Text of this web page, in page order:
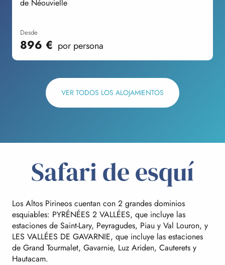
de Néouvielle
desde
896 € por persona
VER TODOS LOS ALOJAMIENTOS
Safari de esquí
Los Altos Pirineos cuentan con 2 grandes dominios
esquiables: PYRÉNÉES 2 VALLÉES, que incluye las
estaciones de Saint-Lary, Peyragudes, Piau y Val Louron, y
LES VALLÉES DE GAVARNIE, que incluye las estaciones
de Grand Tourmalet, Gavarnie, Luz Ariden, Cauterets y
Hautacam.